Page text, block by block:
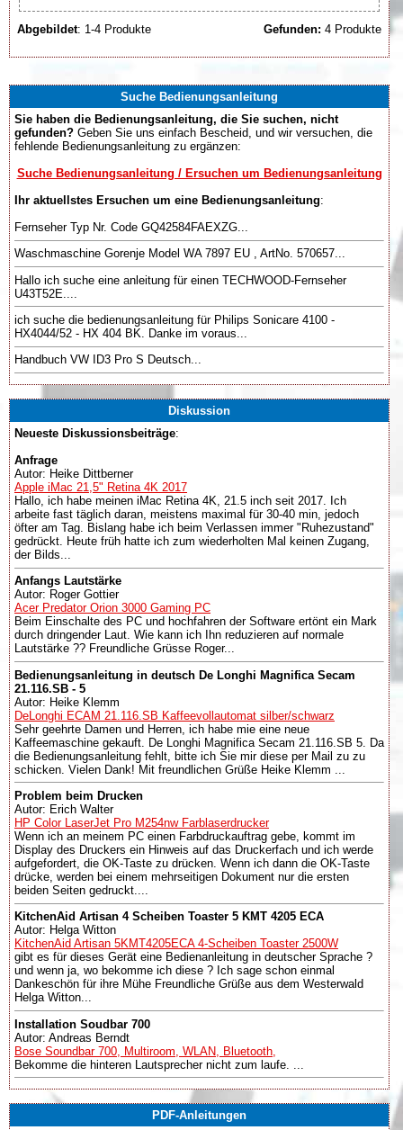
Abgebildet: 1-4 Produkte Gefunden: 4 Produkte
Suche Bedienungsanleitung
Sie haben die Bedienungsanleitung, die Sie suchen, nicht
gefunden? Geben Sie uns einfach Bescheid, und wir versuchen, die
fehlende Bedienungsanleitung zu ergänzen:
Suche Bedienungsanleitung / Ersuchen um Bedienungsanleitung
Ihr aktuellstes Ersuchen um eine Bedienungsanleitung:
Fernseher Typ Nr. Code GQ42584FAEXZG...
Waschmaschine Gorenje Model WA 7897 EU , ArtNo. 570657...
Hallo ich suche eine anleitung für einen TECHWOOD-Fernseher
U43T52E....
ich suche die bedienungsanleitung für Philips Sonicare 4100 -
HX4044/52 - HX 404 BK. Danke im voraus...
Handbuch VW ID3 Pro S Deutsch...
Diskussion
Neueste Diskussionsbeiträge:
Anfrage
Autor: Heike Dittberner
Apple iMac 21,5" Retina 4K 2017
Hallo, ich habe meinen iMac Retina 4K, 21.5 inch seit 2017. Ich
arbeite fast täglich daran, meistens maximal für 30-40 min, jedoch
öfter am Tag. Bislang habe ich beim Verlassen immer "Ruhezustand"
gedrückt. Heute früh hatte ich zum wiederholten Mal keinen Zugang,
der Bilds...
Anfangs Lautstärke
Autor: Roger Gottier
Acer Predator Orion 3000 Gaming PC
Beim Einschalte des PC und hochfahren der Software ertönt ein Mark
durch dringender Laut. Wie kann ich Ihn reduzieren auf normale
Lautstärke ?? Freundliche Grüsse Roger...
Bedienungsanleitung in deutsch De Longhi Magnifica Secam
21.116.SB - 5
Autor: Heike Klemm
DeLonghi ECAM 21.116.SB Kaffeevollautomat silber/schwarz
Sehr geehrte Damen und Herren, ich habe mie eine neue
Kaffeemaschine gekauft. De Longhi Magnifica Secam 21.116.SB 5. Da
die Bedienungsanleitung fehlt, bitte ich Sie mir diese per Mail zu zu
schicken. Vielen Dank! Mit freundlichen Grüße Heike Klemm ...
Problem beim Drucken
Autor: Erich Walter
HP Color LaserJet Pro M254nw Farblaserdrucker
Wenn ich an meinem PC einen Farbdruckauftrag gebe, kommt im
Display des Druckers ein Hinweis auf das Druckerfach und ich werde
aufgefordert, die OK-Taste zu drücken. Wenn ich dann die OK-Taste
drücke, werden bei einem mehrseitigen Dokument nur die ersten
beiden Seiten gedruckt....
KitchenAid Artisan 4 Scheiben Toaster 5 KMT 4205 ECA
Autor: Helga Witton
KitchenAid Artisan 5KMT4205ECA 4-Scheiben Toaster 2500W
gibt es für dieses Gerät eine Bedienanleitung in deutscher Sprache ?
und wenn ja, wo bekomme ich diese ? Ich sage schon einmal
Dankeschön für ihre Mühe Freundliche Grüße aus dem Westerwald
Helga Witton...
Installation Soudbar 700
Autor: Andreas Berndt
Bose Soundbar 700, Multiroom, WLAN, Bluetooth,
Bekomme die hinteren Lautsprecher nicht zum laufe. ...
PDF-Anleitungen